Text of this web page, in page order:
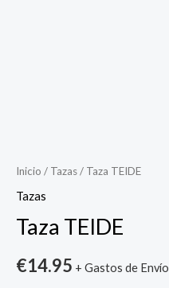
Inicio / Tazas/ Taza TEIDE
Tazas
Taza TEIDE
€14.95 + Gastos de Envío